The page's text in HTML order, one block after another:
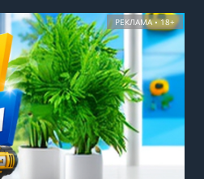
РЕКЛАМА • 18+